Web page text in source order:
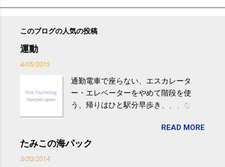
このブログの人気の投稿
運動
4/05/2015
通勤電車で座らない、エスカレータ
ー・エレベーターをやめて階段を使
う、帰りはひと駅分早歩き、、、など
やすい。 スポーツウェア・シューズで
するものだけが運動ではない。 食べ
READ MORE
たみこの海パック
3/20/2014